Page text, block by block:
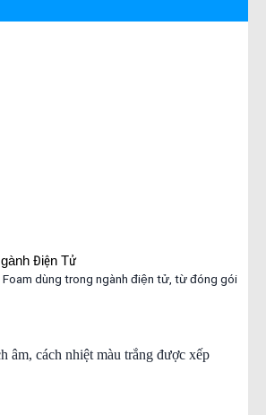
Điện Tử
dùng trong ngành điện tử, từ đóng gói